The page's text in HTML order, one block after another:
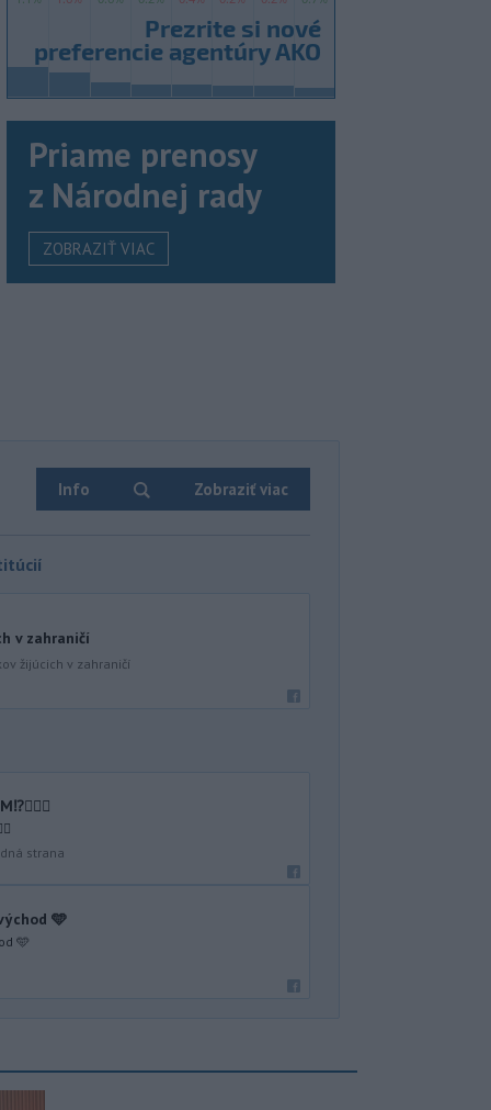
Priame prenosy
z Národnej rady
ZOBRAZIŤ VIAC
Info Zobraziť viac
v zahraničí
žijúcich v zahraničí
strana
🩵
🩵